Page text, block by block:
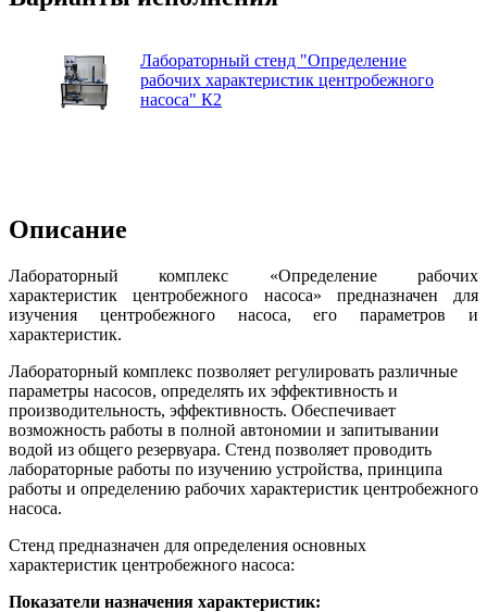
Лабораторный стенд "Определение
рабочих характеристик центробежного
насоса" К2
Описание
Лабораторный комплекс «Определение рабочих
характеристик центробежного насоса» предназначен для
изучения центробежного насоса, его параметров и
характеристик.
Лабораторный комплекс позволяет регулировать различные
параметры насосов, определять их эффективность и
производительность, эффективность. Обеспечивает
возможность работы в полной автономии и запитывании
водой из общего резервуара. Стенд позволяет проводить
лабораторные работы по изучению устройства, принципа
работы и определению рабочих характеристик центробежного
насоса.
Стенд предназначен для определения основных
характеристик центробежного насоса:
Показатели назначения характеристик: